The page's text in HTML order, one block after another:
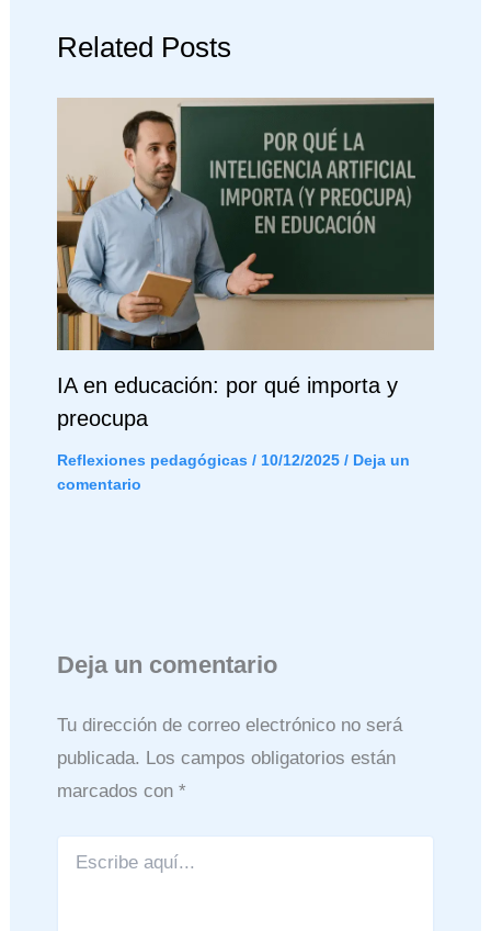
Related Posts
IA en educación: por qué importa y
preocupa
Reflexiones pedagógicas / 10/12/2025 / Deja un
comentario
Deja un comentario
Tu dirección de correo electrónico no será
publicada. Los campos obligatorios están
marcados con *
aquí...